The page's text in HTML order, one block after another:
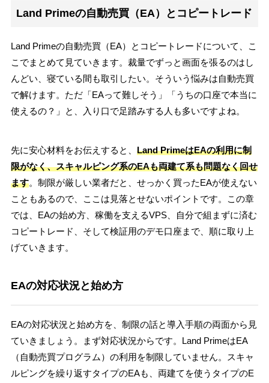
Land Primeの自動売買（EA）とコピートレード
Land Primeの自動売買（EA）とコピートレードについて、こ
こでまとめて見ていきます。裁量でずっと画面を張るのはし
んどい、寝ている間も取引したい。そういう悩みは自動売買
で解けます。ただ「EAって難しそう」「うちの口座で本当に
使えるの？」と、入り口で足踏みする人も多いですよね。
先に安心材料をお伝えすると、 Land PrimeはEAの利用に制
限がなく、スキャルピング系のEAも両建て系も問題なく回せ
ます。制限が厳しい業者だと、せっかく買ったEAが使えない
こともあるので、ここは見落とせないポイントです。この章
では、EAの始め方、稼働を支えるVPS、自分で組まずに済む
コピートレード、そして検証用のデモ口座まで、順に取り上
げていきます。
EAの対応状況と始め方
EAの対応状況と始め方を、制限の話と導入手順の両面から見
ていきましょう。まず対応状況からです。Land PrimeはEA
（自動売買プログラム）の利用を制限していません。スキャ
ルピングを繰り返すタイプのEAも、両建てを使うタイプのE